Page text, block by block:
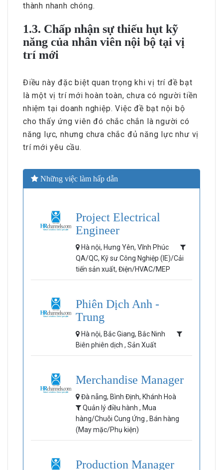
thành nhanh chóng.
1.3. Chấp nhận sự thiếu hụt kỹ
năng của nhân viên nội bộ tại vị
trí mới
Điều này đặc biệt quan trọng khi vị trí đề bạt
là một vị trí mới hoàn toàn, chưa có người tiền
nhiệm tại doanh nghiệp. Việc đề bạt nội bộ
cho thấy ứng viên đó chắc chắn là người có
năng lực, nhưng chưa chắc đủ năng lực như vị
trí mới yêu cầu.
Những việc làm hấp dẫn
Project Electrical
Engineer
Hà nội, Hưng Yên, Vĩnh Phúc
QA/QC, Kỹ sư Công Nghiệp (IE)/Cải
tiến sản xuất, Điện/HVAC/MEP
Phiên Dịch Anh -
Trung
Hà nội, Bắc Giang, Bắc Ninh
Biên phiên dịch , Sản Xuất
Merchandise Manager
Đà nẵng, Bình Định, Khánh Hoà
Quản lý điều hành , Mua
hàng/Chuỗi Cung Ứng , Bán hàng
(May mặc/Phụ kiện)
Production Manager